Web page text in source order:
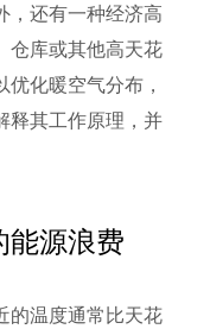
，还有一种经济高
仓库或其他高天花
化暖空气分布，
释其工作原理，并
能源浪费
的温度通常比天花